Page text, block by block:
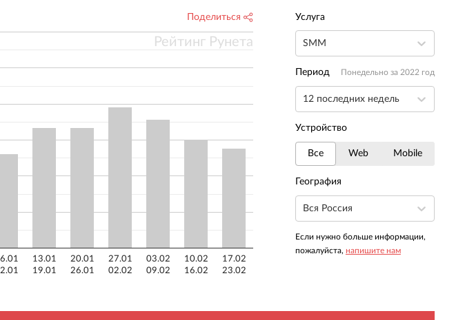
Поделиться
13.01
19.01
20.01
26.01
27.01
02.02
03.02
09.02
10.02
16.02
17.02
23.02
Рейтинг Рунета
Услуга
SMM
Период Понедельно за 2022 год
12 последних недель
Устройство
Все Web Mobile
География
Вся Россия
Если нужно больше информации,
пожалуйста, напишите нам